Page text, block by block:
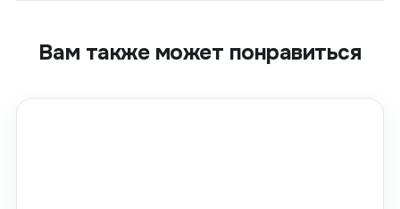
Вам также может понравиться